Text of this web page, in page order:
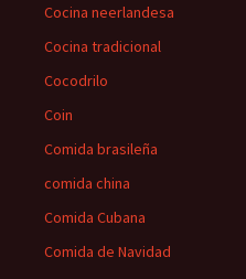
Cocina neerlandesa
Cocina tradicional
Cocodrilo
Coin
Comida brasileña
comida china
Comida Cubana
Comida de Navidad